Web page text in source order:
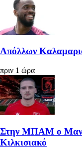
Απόλλων
πριν 1 ώρα
Στην ΜΠΑΜ ο
Κιλκισιακό